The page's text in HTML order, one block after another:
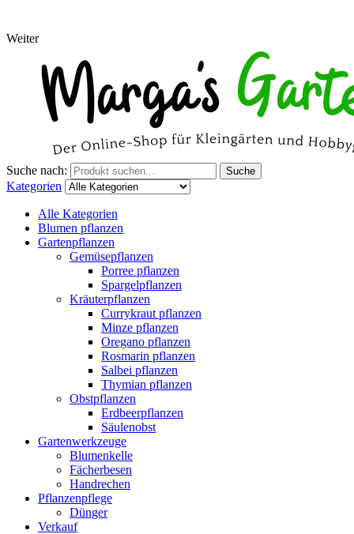
Weiter
Suche nach: Suche
Kategorien
Alle Kategorien
Blumen pflanzen
Gartenpflanzen
Gemüsepflanzen
Porree pflanzen
Spargelpflanzen
Kräuterpflanzen
Currykraut pflanzen
Minze pflanzen
Oregano pflanzen
Rosmarin pflanzen
Salbei pflanzen
Thymian pflanzen
Obstpflanzen
Erdbeerpflanzen
Säulenobst
Gartenwerkzeuge
Blumenkelle
Fächerbesen
Handrechen
Pflanzenpflege
Dünger
Verkauf